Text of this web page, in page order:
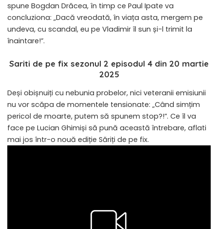
spune Bogdan Drăcea, în timp ce Paul Ipate va
concluziona: „Dacă vreodată, în viața asta, mergem pe
undeva, cu scandal, eu pe Vladimir îl sun și-l trimit la
înaintare!”.
Sariti de pe fix sezonul 2 episodul 4 din 20 martie
2025
Deși obișnuiți cu nebunia probelor, nici veteranii emisiunii
nu vor scăpa de momentele tensionate: „Când simțim
pericol de moarte, putem să spunem stop?!”. Ce îl va
face pe Lucian Ghimiși să pună această întrebare, aflati
mai jos într-o nouă ediție Săriți de pe fix.